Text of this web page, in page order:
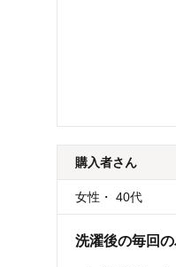
購入者さん
女性 ・ 40代
洗濯後の毎回